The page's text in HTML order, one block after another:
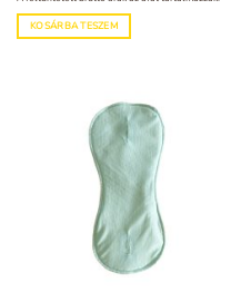
KOSÁRBA TESZEM